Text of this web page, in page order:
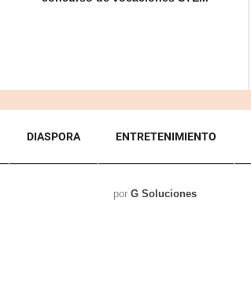
DIASPORA ENTRETENIMIENTO
por G Soluciones